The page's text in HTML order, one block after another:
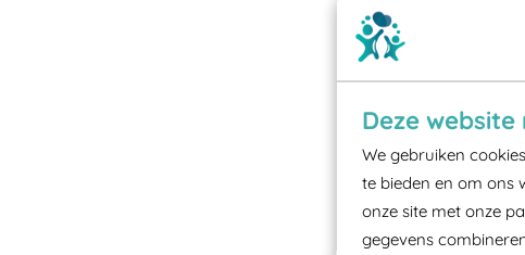
Deze
We gebruiken
te bieden en om ons
onze site met onze
gegevens